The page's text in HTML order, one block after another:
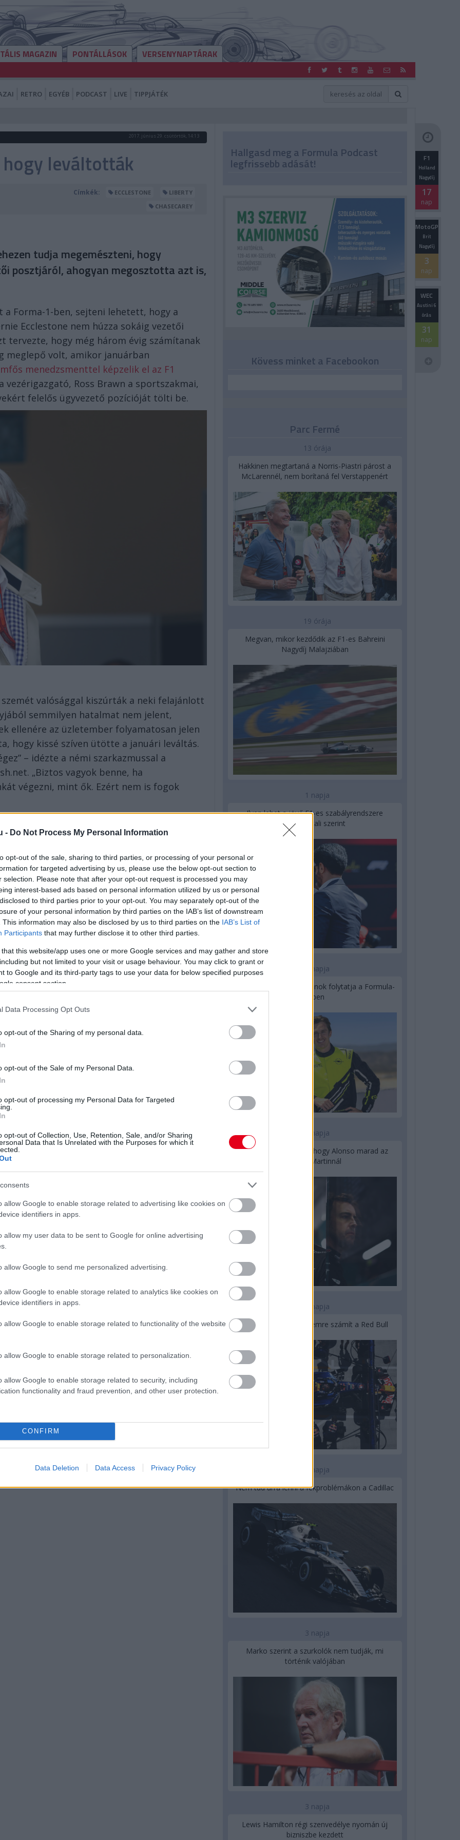
- Do Not Process My Personal Information
opt-out of the sale, sharing to third parties, or processing of your personal or
for targeted advertising by us, please use the below opt-out section to
selection. Please note that after your opt-out request is processed you may
interest-based ads based on personal information utilized by us or personal
to third parties prior to your opt-out. You may separately opt-out of the
of your personal information by third parties on the IAB’s list of downstream
This information may also be disclosed by us to third parties on the IAB’s List of
Participants that may further disclose it to other third parties.
that this website/app uses one or more Google services and may gather and store
but not limited to your visit or usage behaviour. You may click to grant or
to Google and its third-party tags to use your data for below specified purposes
consent section.
Data Processing Opt Outs
opt-out of the Sharing of my personal data.
opt-out of the Sale of my Personal Data.
opt-out of processing my Personal Data for Targeted
opt-out of Collection, Use, Retention, Sale, and/or Sharing
Data that Is Unrelated with the Purposes for which it
allow Google to enable storage related to advertising like cookies on
identifiers in apps.
allow my user data to be sent to Google for online advertising
allow Google to send me personalized advertising.
allow Google to enable storage related to analytics like cookies on
identifiers in apps.
allow Google to enable storage related to functionality of the website
allow Google to enable storage related to personalization.
allow Google to enable storage related to security, including
functionality and fraud prevention, and other user protection.
CONFIRM
Data Deletion Data Access Privacy Policy
MAGAZIN PONTÁLLÁSOK VERSENYNAPTÁRAK
RETRO EGYÉB PODCAST LIVE TIPPJÁTÉK
2017. június 29. csütörtök, 14:13
leváltották
Címkék: ECCLESTONE
LIBERTY
CHASECAREY
tudja megemészteni, hogy
posztjáról, ahogyan megosztotta azt is,
Forma-1-ben, sejteni lehetett, hogy a
Ecclestone nem húzza sokáig vezetői
tervezte, hogy még három évig számítanak
meglepő volt, amikor januárban
menedzsmenttel képzelik el az F1
vezérigazgató, Ross Brawn a sportszakmai,
felelős ügyvezető pozícióját tölti be.
valósággal kiszúrták a neki felajánlott
semmilyen hatalmat nem jelent,
ellenére az üzletember folyamatosan jelen
hogy kissé szíven ütötte a januári leváltás.
– idézte a némi szarkazmussal a
„Biztos vagyok benne, ha
végezni, mint ők. Ezért nem is fogok
hogy maradjak még három évig, ezért
Az a személy, aki jelenleg azt csinálja, amit
ő akarta azt a pozíciót. Erre azt
az autót, szóval vezetheted is” – mondta
az alábbi gombokkal:
„A Red Bull mindig
támogatott” –
Verstappen
„Régi motoros”
Martintól
Wolff: 70-80
pontot buktunk a
kiesésekkel
Nagyobb
készül a szünet
után a Mercedes
Hallgasd meg a Formula Podcast
legfrissebb adását! F1
Holland
Nagydíj
17
nap
MotoGP
Brit
Nagydíj
3
nap
WEC
Austini 6
órás
31
nap
Kövess minket a Facebookon
Parc Fermé
13 órája
Hakkinen megtartaná a Norris-Piastri párost a
McLarennél, nem borítaná fel Verstappenért
19 órája
Megvan, mikor kezdődik az F1-es Bahreini
Nagydíj Malajziában
1 napja
Ilyen lehet a jövő F1-es szabályrendszere
Domenicali szerint
1 napja
Újabb korábbi F2-es bajnok folytatja a Formula-
E-ben
1 napja
Newey biztos benne, hogy Alonso marad az
Aston Martinnál
2 napja
Lassuló fejlesztési ütemre számít a Red Bull
2 napja
Nem tud úrrá lenni a fékproblémákon a Cadillac
3 napja
Marko szerint a szurkolók nem tudják, mi
történik valójában
3 napja
Lewis Hamilton régi szenvedélye nyomán új
bizniszbe kezdett